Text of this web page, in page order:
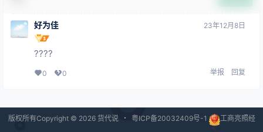
好为佳 23年12月8日
????
0 0 举报 回复
版权所有Copyright © 2026货代说 ・ 粤ICP备20032409号-1 工商亮照经